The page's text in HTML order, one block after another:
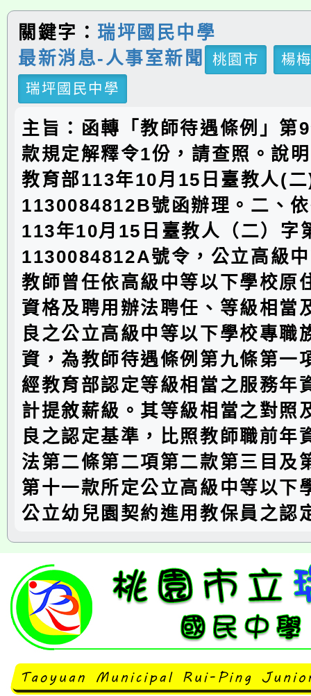
關鍵字： 瑞坪國民中學
最新消息-人事室新聞
桃園市
楊
瑞坪國民中學
主旨：函轉「教師待遇條例」第
款規定解釋令1份，請查照。說
教育部113年10月15日臺教人(
1130084812B號函辦理。二、
113年10月15日臺教人（二）字
1130084812A號令，公立高級
教師曾任依高級中等以下學校原
資格及聘用辦法聘任、等級相當
良之公立高級中等以下學校專職
資，為教師待遇條例第九條第一
經教育部認定等級相當之服務年
計提敘薪級。其等級相當之對照
良之認定基準，比照教師職前年
法第二條第二項第二款第三目及
第十一款所定公立高級中等以下
公立幼兒園契約進用教保員之認